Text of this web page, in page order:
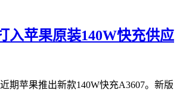
入苹果原装140W快充供应
期苹果推出新款140W快充A3607。新版